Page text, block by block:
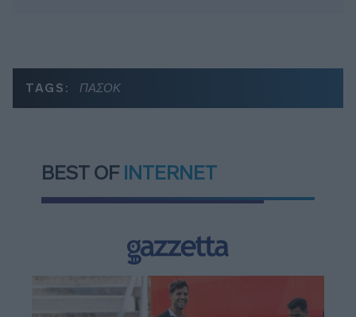
TAGS: ΠΑΣΟΚ
BEST OF INTERNET